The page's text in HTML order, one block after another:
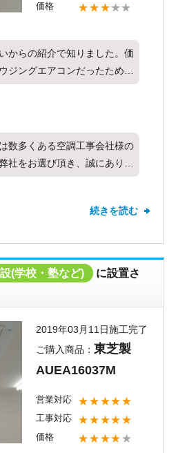
価格 ★★★★★
からの紹介で知りました。価
ジングエアコンだったため、
検索した他の業者さんの方が
す。
数多くある空調工事会社様の
社をお選び頂き、誠にありが
いました。今回はダイキン製
P56形 を設置させて頂きま
足頂ける価格のご提示が出来
ございませんでした。一方
の対応についてお褒めのお言
ひとりが丁寧で迅速な対応を
おりますので、お客様にご満
とても嬉しく思います。設置
いた機器はその後いかがで
か。また何かございましたら是
コンコムまでご相談下さい。
続きを読む
(学校・塾など)
に設置さ
2019年03月11日施工完了
ご購入商品： 東芝製
AUEA16037M
営業対応 ★★★★★
工事対応 ★★★★★
価格 ★★★★★